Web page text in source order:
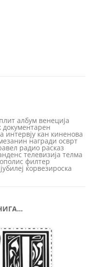
албум венеција
документарен
интервју кан киненова
награди осврт
радио расказ
телевизија телма
филтер
јубилеј ќорвезироска